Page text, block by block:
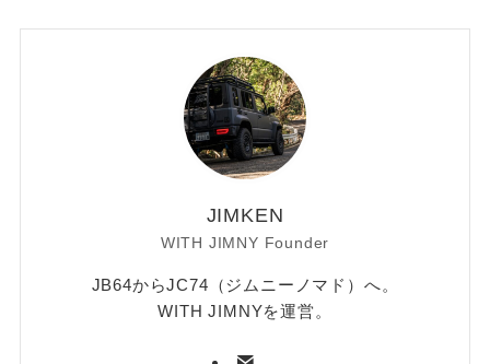
JIMKEN
WITH JIMNY Founder
JB64からJC74（ジムニーノマド）へ。
WITH JIMNYを運営。